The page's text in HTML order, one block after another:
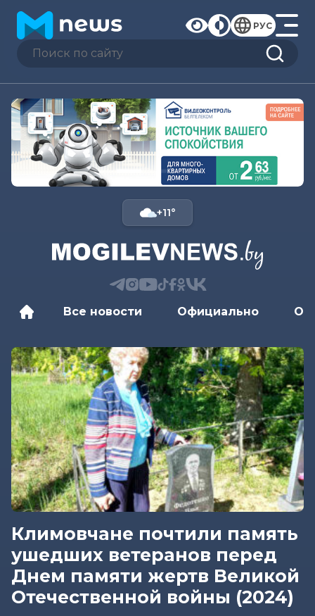
РУС
+11°
Все новости Официально
Климовчане почтили память
ушедших ветеранов перед
Днем памяти жертв Великой
Отечественной войны (2024)